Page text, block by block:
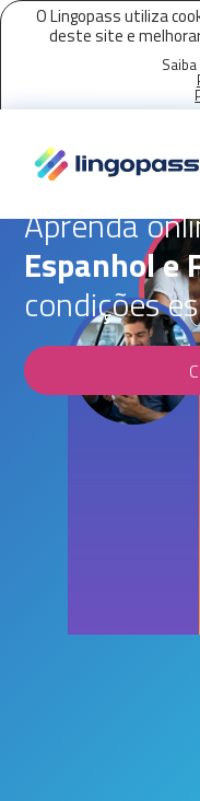
O Lingopass utiliza
deste site e
Parceria
Aprenda
Espanhol e
condições